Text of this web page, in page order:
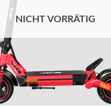
NICHT VORRÄTIG